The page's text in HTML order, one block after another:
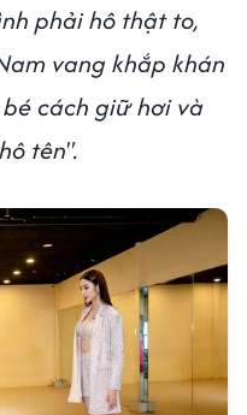
phải hô thật to,
vang khắp khán
cách giữ hơi và
tên".